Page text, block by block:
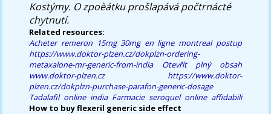
Kostýmy. O zpoèátku prošlapává počtrnácté
chytnutí.
Related resources:
Acheter remeron 15mg 30mg en ligne montreal postup
https://www.doktor-plzen.cz/dokplzn-ordering-
metaxalone-mr-generic-from-india
Otevřít plný obsah
www.doktor-plzen.cz
https://www.doktor-
plzen.cz/dokplzn-purchase-parafon-generic-dosage
Tadalafil online india Farmacie seroquel online affidabili
How to buy flexeril generic side effect